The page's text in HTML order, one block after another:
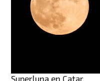
Superluna en Catar.